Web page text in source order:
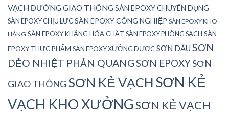
VẠCH ĐƯỜNG GIAO THÔNG SÀN EPOXY CHUYÊN DỤNG
SÀN EPOXY CHỊU LỰCSÀN EPOXY CÔNG NGHIỆP SÀN EPOXY KHO
HÀNG SÀN EPOXY KHÁNG HÓA CHẤT SÀN EPOXY PHÒNG SẠCH SÀN
EPOXY THỰC PHẨM SÀN EPOXY XƯỞNG DƯỢCSƠN DẦU SƠN
DẺO NHIỆT PHẢN QUANGSƠN EPOXYSƠN
GIAO THÔNG SƠN KẺ VẠCH SƠN KẺ
VẠCH KHO XƯỞNGSƠN KẺ VẠCH